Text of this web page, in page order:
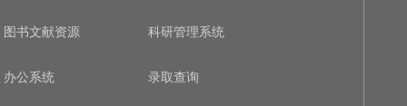
图书文献资源 科研管理系统
办公系统 录取查询